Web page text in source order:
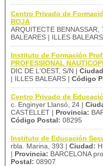
Centro Privado de
ROJA
ARQUITECTE BENNASSAR,
BALEARES | ILLES
Instituto de Formación
PROFESSIONAL
DIC DE L'OEST, S/N |
| ILLES BALEARS | Código
Centro Privado de
c. Enginyer Llansó, 24 |
CASTELLET | Provincia:
Código Postal: 08295
Instituto de Educación
rbla. Marina, 393 | Ciudad:
| Provincia: BARCELONA
Postal: 08907